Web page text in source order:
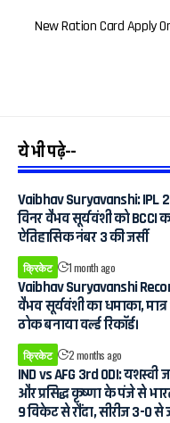
New Ration Card Apply
ये भी पढ़े--
Vaibhav Suryavanshi: IPL
विनर वैभव सूर्यवंशी को BCCI
ऐतिहासिक नंबर 3 की जर्सी
क्रिकेट 1 month ago
Vaibhav Suryavanshi
वैभव सूर्यवंशी का धमाका,
ठोक बनाया वर्ल्ड रिकॉर्ड।
क्रिकेट 2 months ago
IND vs AFG 3rd ODI:
और प्रसिद्ध कृष्णा के पंजे से
9 विकेट से रौंदा, सीरीज 3-0 से